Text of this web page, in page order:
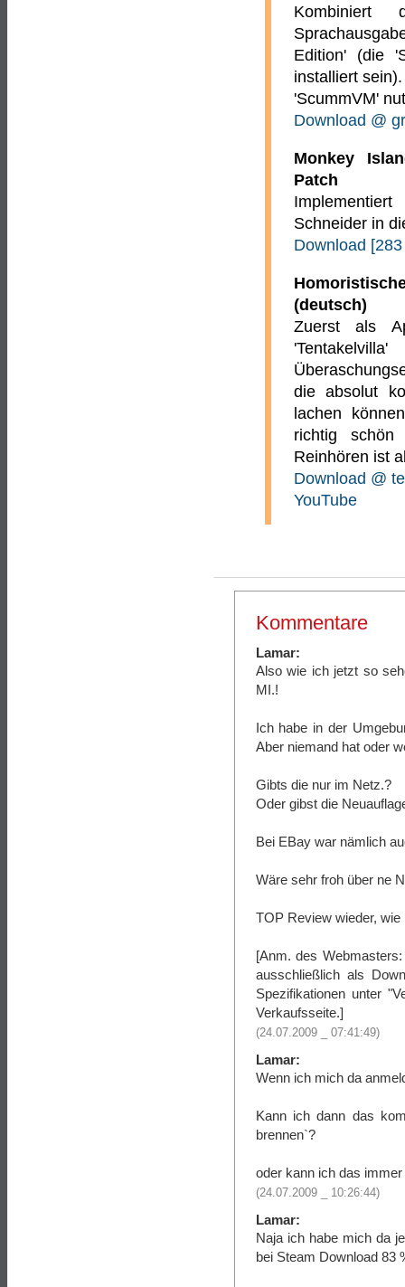
Edition' (die
installiert
'ScummVM'
Download @
Monkey
Patch
Schneider in
Download
(deutsch)
Zuerst als
die absolut
lachen
richtig
Reinhören ist
Download @
YouTube
Kommentare
Lamar:
Also wie ich jetzt so
MI.!
Ich habe in der
Aber niemand hat oder
Gibts die nur im Netz.?
Oder gibst die
Bei EBay war nämlich
Wäre sehr froh über ne
TOP Review wieder, wie
[Anm. des
ausschließlich als
Spezifikationen unter
Verkaufsseite.]
(24.07.2009 _ 07:41:49)
Lamar:
Wenn ich mich da
Kann ich dann das
brennen`?
oder kann ich das
(24.07.2009 _ 10:26:44)
Lamar:
Naja ich habe mich da
bei Steam Download 83